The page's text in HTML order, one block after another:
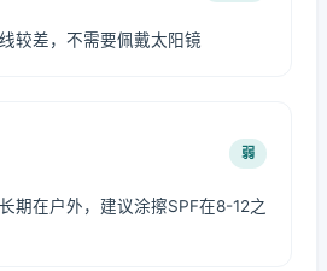
较差，不需要佩戴太阳镜
弱
期在户外，建议涂擦SPF在8-12之